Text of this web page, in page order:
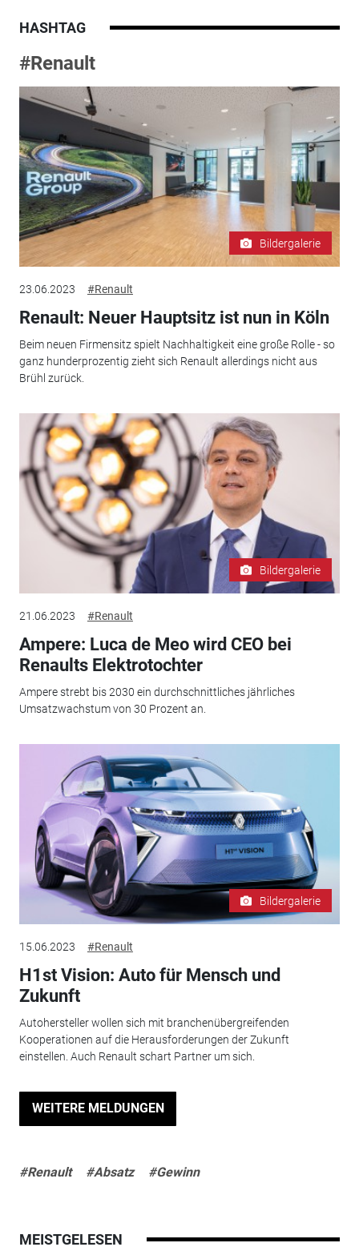
HASHTAG
#Renault
Bildergalerie
23.06.2023 #Renault
Renault: Neuer Hauptsitz ist nun in Köln
Beim neuen Firmensitz spielt Nachhaltigkeit eine große Rolle - so
ganz hunderprozentig zieht sich Renault allerdings nicht aus
Brühl zurück.
Bildergalerie
21.06.2023 #Renault
Ampere: Luca de Meo wird CEO bei
Renaults Elektrotochter
Ampere strebt bis 2030 ein durchschnittliches jährliches
Umsatzwachstum von 30 Prozent an.
Bildergalerie
15.06.2023 #Renault
H1st Vision: Auto für Mensch und
Zukunft
Autohersteller wollen sich mit branchenübergreifenden
Kooperationen auf die Herausforderungen der Zukunft
einstellen. Auch Renault schart Partner um sich.
WEITERE MELDUNGEN
#Renault #Absatz #Gewinn
MEISTGELESEN